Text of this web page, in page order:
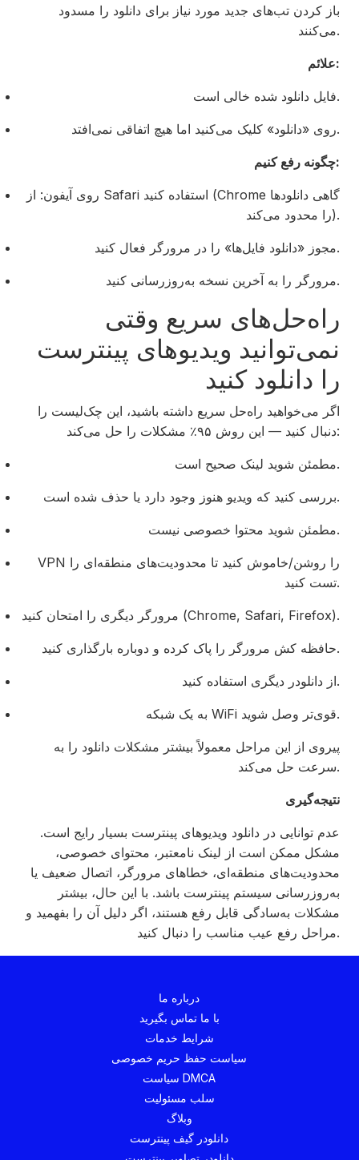
باز کردن تب‌های جدید مورد نیاز برای دانلود را مسدود
می‌کنند.
علائم:
فایل دانلود شده خالی است.
روی «دانلود» کلیک می‌کنید اما هیچ اتفاقی نمی‌افتد.
چگونه رفع کنیم:
روی آیفون: از Safari استفاده کنید (Chrome گاهی دانلودها
را محدود می‌کند).
مجوز «دانلود فایل‌ها» را در مرورگر فعال کنید.
مرورگر را به آخرین نسخه به‌روزرسانی کنید.
راه‌حل‌های سریع وقتی
نمی‌توانید ویدیوهای پینترست
را دانلود کنید
اگر می‌خواهید راه‌حل سریع داشته باشید، این چک‌لیست را
دنبال کنید — این روش ۹۵٪ مشکلات را حل می‌کند:
مطمئن شوید لینک صحیح است.
بررسی کنید که ویدیو هنوز وجود دارد یا حذف شده است.
مطمئن شوید محتوا خصوصی نیست.
VPN را روشن/خاموش کنید تا محدودیت‌های منطقه‌ای را
تست کنید.
مرورگر دیگری را امتحان کنید (Chrome, Safari, Firefox).
حافظه کش مرورگر را پاک کرده و دوباره بارگذاری کنید.
از دانلودر دیگری استفاده کنید.
به یک شبکه WiFi قوی‌تر وصل شوید.
پیروی از این مراحل معمولاً بیشتر مشکلات دانلود را به
سرعت حل می‌کند.
نتیجه‌گیری
عدم توانایی در دانلود ویدیوهای پینترست بسیار رایج است.
مشکل ممکن است از لینک نامعتبر، محتوای خصوصی،
محدودیت‌های منطقه‌ای، خطاهای مرورگر، اتصال ضعیف یا
به‌روزرسانی سیستم پینترست باشد. با این حال، بیشتر
مشکلات به‌سادگی قابل رفع هستند، اگر دلیل آن را بفهمید و
مراحل رفع عیب مناسب را دنبال کنید.
درباره ما
با ما تماس بگیرید
شرایط خدمات
سیاست حفظ حریم خصوصی
سیاست DMCA
سلب مسئولیت
وبلاگ
دانلودر گیف پینترست